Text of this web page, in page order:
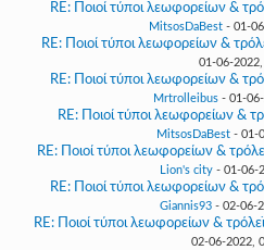
RE: Ποιοί τύποι λεωφορείων &
MitsosDaBest - 01-
RE: Ποιοί τύποι λεωφορείων &
01-06-
RE: Ποιοί τύποι λεωφορείων &
Mrtrolleibus - 01-
RE: Ποιοί τύποι λεωφορείων &
MitsosDaBest- 01-
RE: Ποιοί τύποι λεωφορείων &
Lion's city- 01-06-
RE: Ποιοί τύποι λεωφορείων &
Giannis93 - 02-06-
RE: Ποιοί τύποι λεωφορείων &
02-06-2022,